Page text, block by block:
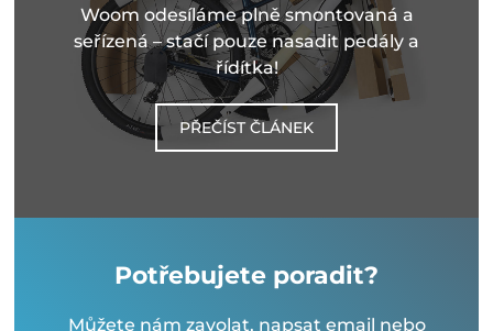
Woom odesíláme plně smontovaná a
seřízená – stačí pouze nasadit pedály a
řídítka!
PŘEČÍST ČLÁNEK
Potřebujete poradit?
Můžete nám zavolat, napsat email nebo